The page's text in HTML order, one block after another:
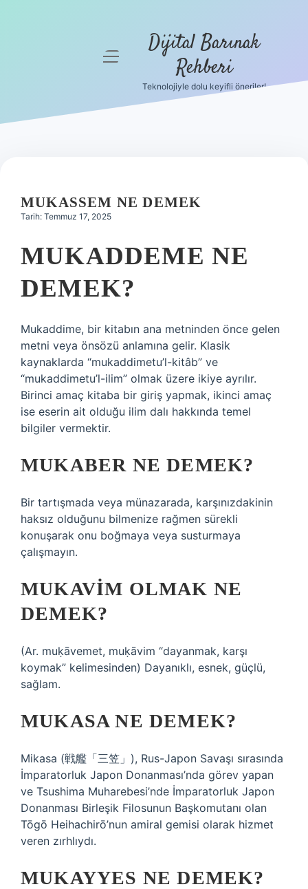
Hakkımızda
menüyü
Dijital Barınak
Rehberi
Teknolojiyle dolu keyifli öneriler!
MUKASSEM NE DEMEK
Tarih: Temmuz 17, 2025
MUKADDEME NE
DEMEK?
Mukaddime, bir kitabın ana metninden önce gelen
metni veya önsözü anlamına gelir. Klasik
kaynaklarda “mukaddimetu’l-kitâb” ve
“mukaddimetu’l-ilim” olmak üzere ikiye ayrılır.
Birinci amaç kitaba bir giriş yapmak, ikinci amaç
ise eserin ait olduğu ilim dalı hakkında temel
bilgiler vermektir.
MUKABER NE DEMEK?
Bir tartışmada veya münazarada, karşınızdakinin
haksız olduğunu bilmenize rağmen sürekli
konuşarak onu boğmaya veya susturmaya
çalışmayın.
MUKAVIM OLMAK NE
DEMEK?
(Ar. muḳāvemet, muḳāvim “dayanmak, karşı
koymak” kelimesinden) Dayanıklı, esnek, güçlü,
sağlam.
MUKASA NE DEMEK?
Mikasa (戦艦「三笠」), Rus-Japon Savaşı sırasında
İmparatorluk Japon Donanması’nda görev yapan
ve Tsushima Muharebesi’nde İmparatorluk Japon
Donanması Birleşik Filosunun Başkomutanı olan
Tōgō Heihachirō’nun amiral gemisi olarak hizmet
veren zırhlıydı.
MUKAYYES NE DEMEK?